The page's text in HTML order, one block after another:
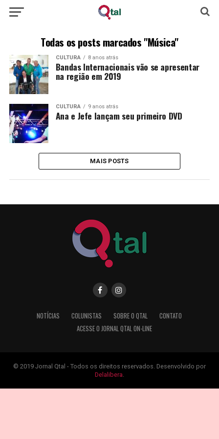
Todas os posts marcados "Música"
CULTURA 8 anos atrás
Bandas Internacionais vão se apresentar
na região em 2019
CULTURA 9 anos atrás
Ana e Jefe lançam seu primeiro DVD
MAIS POSTS
NOTÍCIAS COLUNISTAS SOBRE O QTAL
CONTATO
ACESSE O JORNAL QTAL ON-LINE
© 2019 Jornal Qtal - Todos os direitos reservados. Desenvolvido por
Delalibera.